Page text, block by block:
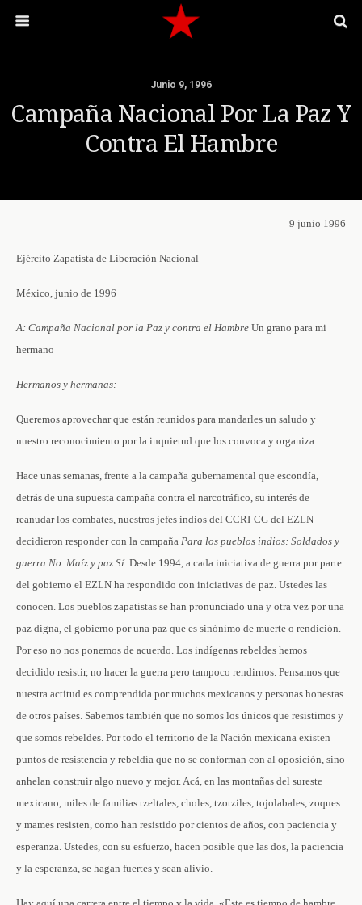
Junio 9, 1996
Campaña Nacional Por La Paz Y
Contra El Hambre
9 junio 1996
Ejército Zapatista de Liberación Nacional
México, junio de 1996
A: Campaña Nacional por la Paz y contra el Hambre Un grano para mi
hermano
Hermanos y hermanas:
Queremos aprovechar que están reunidos para mandarles un saludo y
nuestro reconocimiento por la inquietud que los convoca y organiza.
Hace unas semanas, frente a la campaña gubernamental que escondía,
detrás de una supuesta campaña contra el narcotráfico, su interés de
reanudar los combates, nuestros jefes indios del CCRI-CG del EZLN
decidieron responder con la campaña Para los pueblos indios: Soldados y
guerra No. Maíz y paz Sí. Desde 1994, a cada iniciativa de guerra por parte
del gobierno el EZLN ha respondido con iniciativas de paz. Ustedes las
conocen. Los pueblos zapatistas se han pronunciado una y otra vez por una
paz digna, el gobierno por una paz que es sinónimo de muerte o rendición.
Por eso no nos ponemos de acuerdo. Los indígenas rebeldes hemos
decidido resistir, no hacer la guerra pero tampoco rendirnos. Pensamos que
nuestra actitud es comprendida por muchos mexicanos y personas honestas
de otros países. Sabemos también que no somos los únicos que resistimos y
que somos rebeldes. Por todo el territorio de la Nación mexicana existen
puntos de resistencia y rebeldía que no se conforman con al oposición, sino
anhelan construir algo nuevo y mejor. Acá, en las montañas del sureste
mexicano, miles de familias tzeltales, choles, tzotziles, tojolabales, zoques
y mames resisten, como han resistido por cientos de años, con paciencia y
esperanza. Ustedes, con su esfuerzo, hacen posible que las dos, la paciencia
y la esperanza, se hagan fuertes y sean alivio.